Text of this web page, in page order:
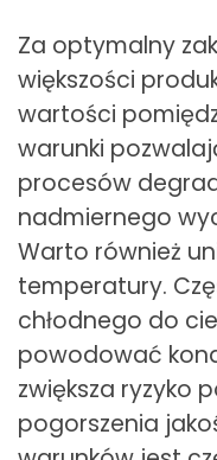
Za optymalny
większości
wartości
warunki
procesów
nadmiernego
Warto również
temperatury.
chłodnego do
powodować
zwiększa ryzyko
pogorszenia